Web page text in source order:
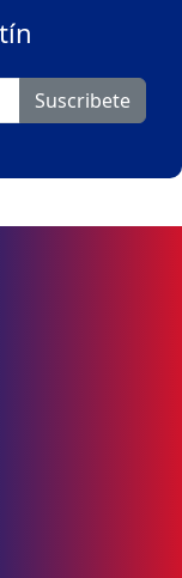
Suscribete